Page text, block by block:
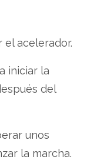
el acelerador.
iniciar la
del
unos
la marcha.